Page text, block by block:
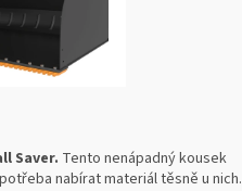
Saver. Tento nenápadný kousek
nabírat materiál těsně u nich.